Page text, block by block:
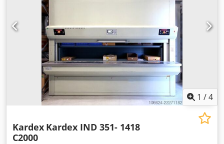
1 /4
Kardex Kardex IND 351- 1418
C2000